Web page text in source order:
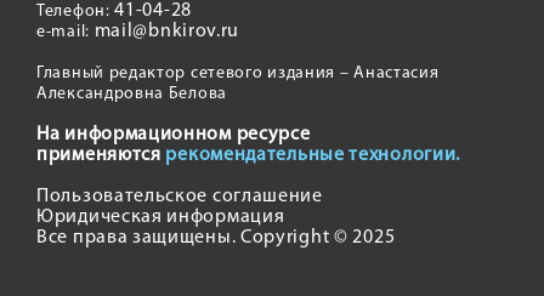
Телефон:41-04-28
e-mail: mail@bnkirov.ru
Главный редактор сетевого издания – Анастасия
Александровна Белова
На информационном ресурсе
применяются рекомендательные технологии.
Пользовательское соглашение
Юридическая информация
Все права защищены. Copyright © 2025